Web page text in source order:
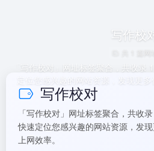
写作校
「写作校对」网址标签聚合，共收录
定位您感兴趣的网站资源，发现更
写作校对
「写作校对」网址标签聚合，共收
快速定位您感兴趣的网站资源，发
上网效率。